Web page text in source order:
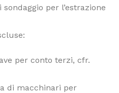
per l’estrazione
per conto terzi, cfr.
di macchinari per